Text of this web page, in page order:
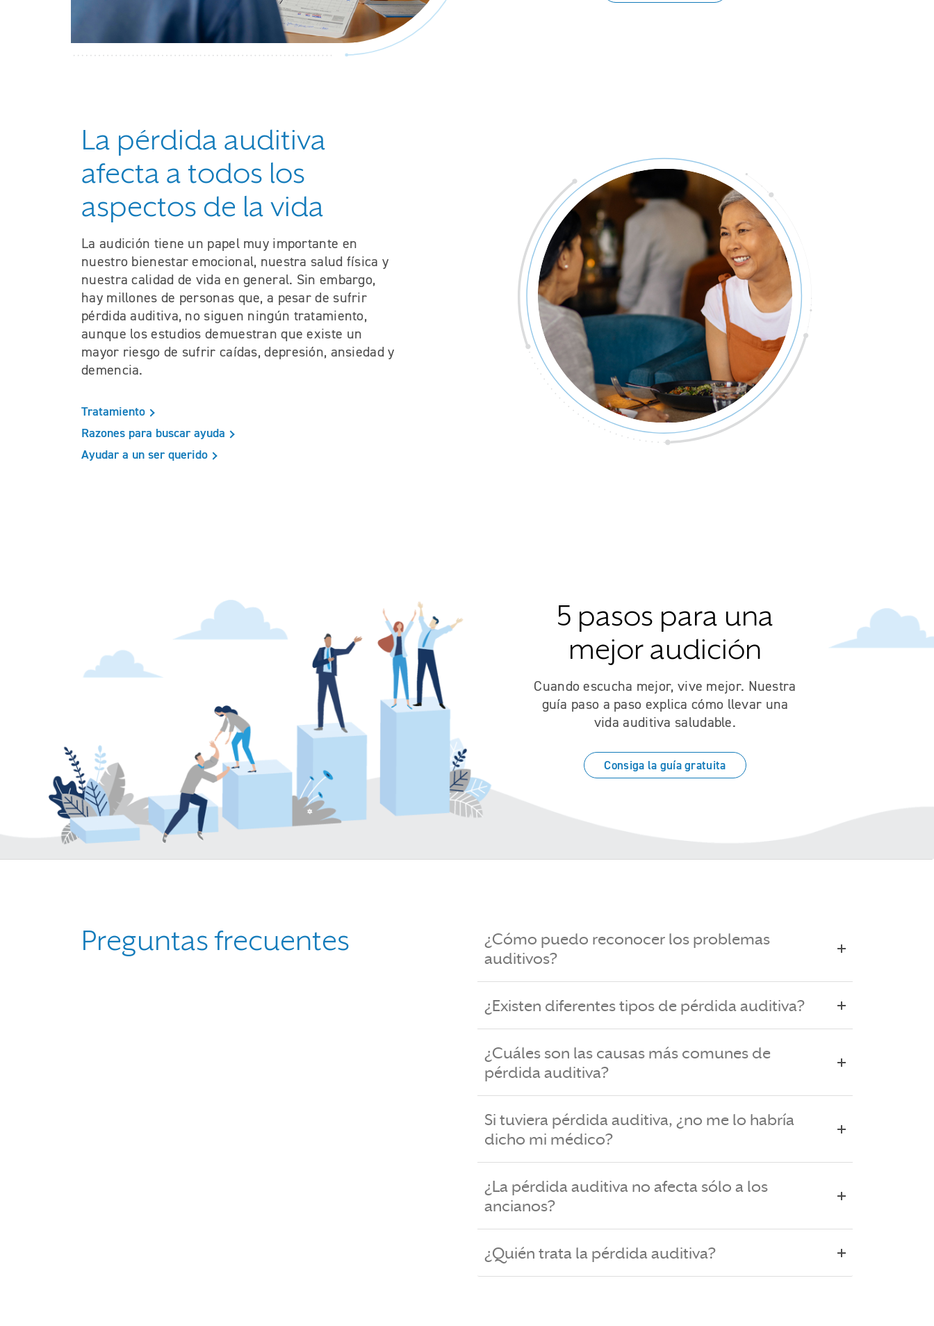
La pérdida auditiva
afecta a todos los
aspectos de la vida
La audición tiene un papel muy importante en
nuestro bienestar emocional, nuestra salud física y
nuestra calidad de vida en general. Sin embargo,
hay millones de personas que, a pesar de sufrir
pérdida auditiva, no siguen ningún tratamiento,
aunque los estudios demuestran que existe un
mayor riesgo de sufrir caídas, depresión, ansiedad y
demencia.
Tratamiento
Razones para buscar ayuda
Ayudar a un ser querido
5 pasos para una
mejor audición
Cuando escucha mejor, vive mejor. Nuestra
guía paso a paso explica cómo llevar una
vida auditiva saludable.
Consiga la guía gratuita
Preguntas frecuentes
¿Cómo puedo reconocer los problemas
auditivos?
¿Existen diferentes tipos de pérdida auditiva?
¿Cuáles son las causas más comunes de
pérdida auditiva?
Si tuviera pérdida auditiva, ¿no me lo habría
dicho mi médico?
¿La pérdida auditiva no afecta sólo a los
ancianos?
¿Quién trata la pérdida auditiva?